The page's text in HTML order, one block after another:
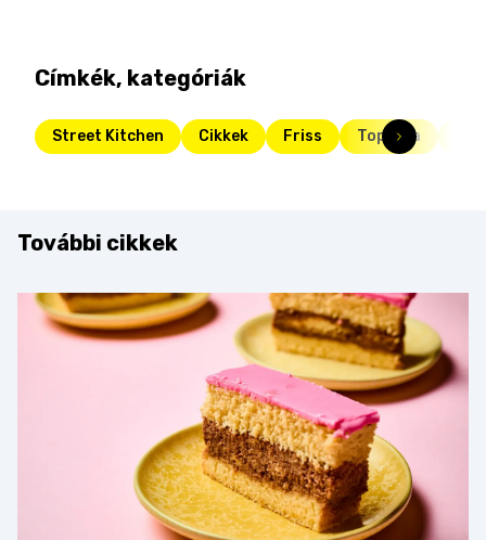
Címkék, kategóriák
Street Kitchen Cikkek Friss Toplista
További cikkek